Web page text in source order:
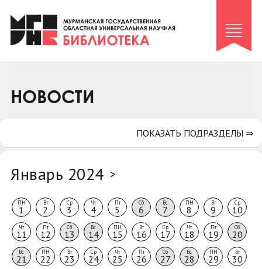
Клуб «Гиря и сельдерей»
Клуб «Семейный архив»
Коллегам
НОВОСТИ
Январь 2024 >
ПН
1
Вт
2
Ср
3
Чт
4
Пт
5
Сб
6
Вс
7
ПН
8
Вт
9
Ср
10
Чт
11
Пт
12
Сб
13
Вс
14
ПН
15
Вт
16
Ср
17
Чт
18
Пт
19
Сб
20
Вс
21
ПН
22
Вт
23
Ср
24
Чт
25
Пт
26
Сб
27
Вс
28
ПН
29
Вт
30
ПОКАЗАТЬ ПОДРАЗДЕЛЫ ⇒